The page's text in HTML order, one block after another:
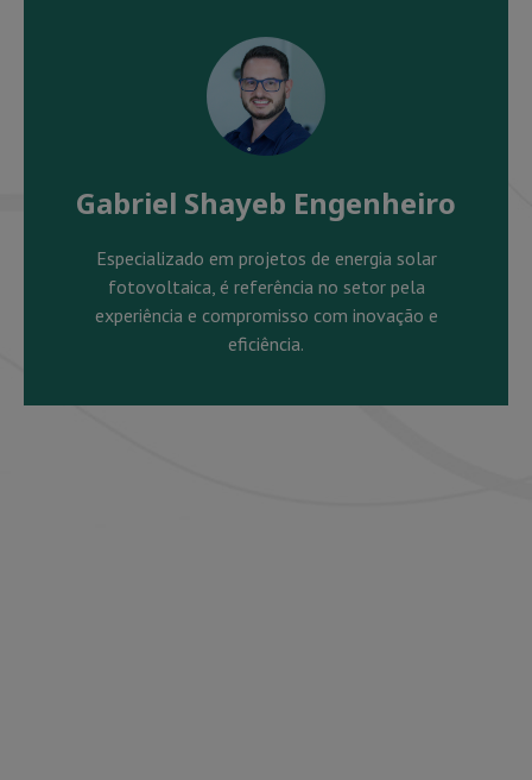
Gabriel Shayeb Engenheiro
Especializado em projetos de energia solar
fotovoltaica, é referência no setor pela
experiência e compromisso com inovação e
eficiência.